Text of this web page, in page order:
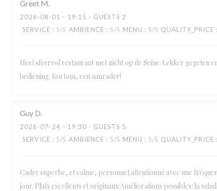
Greet M
2026-08-01 - 19:15 - GUESTS 2
SERVICE : 5/5 AMBIENCE : 5/5 MENU : 5/5 QUALITY_PRICE
Heel sfeervol restaurant met zicht op de Seine. Lekker gegeten
bediening. Kortom, een aanrader!
Guy D
2026-07-24 - 19:30 - GUESTS 5
SERVICE : 5/5 AMBIENCE : 5/5 MENU : 5/5 QUALITY_PRICE
Cadre superbe, et calme, personnel attentionné avec une
jour. Plats excellents et originaux Améliorations possibles: la